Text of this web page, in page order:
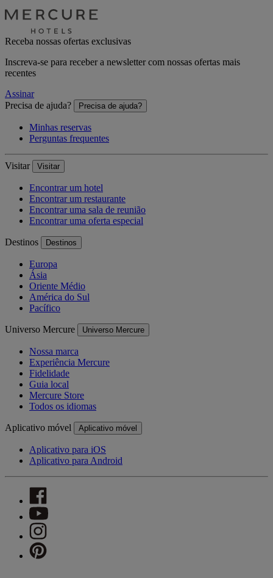
Receba nossas ofertas exclusivas
Inscreva-se para receber a newsletter com nossas ofertas mais
recentes
Assinar
Precisa de ajuda?
Precisa de ajuda?
Minhas reservas
Perguntas frequentes
Visitar Visitar
Encontrar um hotel
Encontrar um restaurante
Encontrar uma sala de reunião
Encontrar uma oferta especial
Destinos Destinos
Europa
Ásia
Oriente Médio
América do Sul
Pacífico
Universo Mercure Universo Mercure
Nossa marca
Experiência Mercure
Fidelidade
Guia local
Mercure Store
Todos os idiomas
Aplicativo móvel Aplicativo móvel
Aplicativo para iOS
Aplicativo para Android